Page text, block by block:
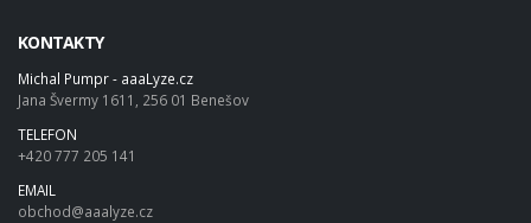
KONTAKTY
Michal Pumpr - aaaLyze.cz
Jana Švermy 1611, 256 01 Benešov
TELEFON
+420 777 205 141
EMAIL
obchod@aaalyze.cz